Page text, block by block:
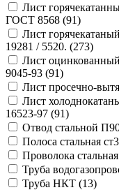
Лист
ГОСТ 8568 (91)
Лист
19281 / 5520. (273)
Лист
9045-93 (91)
Лист просечно-
Лист
16523-97 (91)
Отвод стальной
Полоса стальная
Проволока
Труба
Труба НКТ (13)